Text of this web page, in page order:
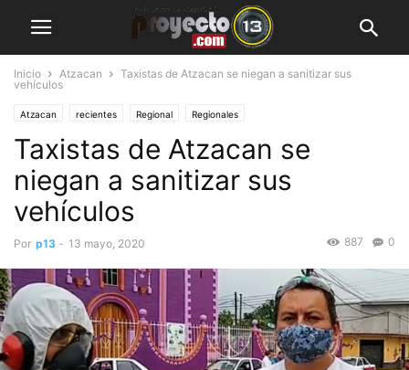
Inicio Atzacan
Taxistas de Atzacan se niegan a sanitizar sus
vehículos
Atzacan recientes Regional Regionales
Taxistas de Atzacan se
niegan a sanitizar sus
vehículos
Por p13 - 13 mayo, 2020 0
887